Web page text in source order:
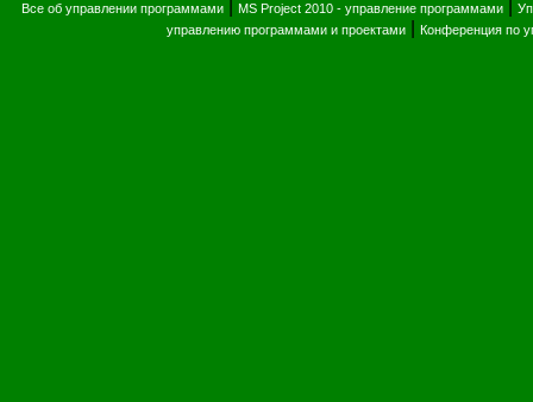
Все об управлении программами MS Project 2010 - управление программами
управлению программами и проектами| Конференция по